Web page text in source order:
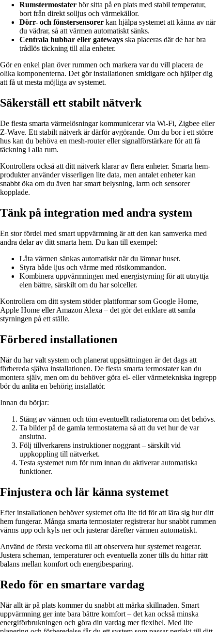
Rumstermostater bör sitta på en plats med stabil temperatur,
bort från direkt solljus och värmekällor.
Dörr- och fönstersensorer kan hjälpa systemet att känna av när
du vädrar, så att värmen automatiskt sänks.
Centrala hubbar eller gateways ska placeras där de har bra
trådlös täckning till alla enheter.
Gör en enkel plan över rummen och markera var du vill placera de
olika komponenterna. Det gör installationen smidigare och hjälper dig
att få ut mesta möjliga av systemet.
Säkerställ ett stabilt nätverk
De flesta smarta värmelösningar kommunicerar via Wi-Fi, Zigbee eller
Z-Wave. Ett stabilt nätverk är därför avgörande. Om du bor i ett större
hus kan du behöva en mesh-router eller signalförstärkare för att få
täckning i alla rum.
Kontrollera också att ditt nätverk klarar av flera enheter. Smarta hem-
produkter använder visserligen lite data, men antalet enheter kan
snabbt öka om du även har smart belysning, larm och sensorer
kopplade.
Tänk på integration med andra system
En stor fördel med smart uppvärmning är att den kan samverka med
andra delar av ditt smarta hem. Du kan till exempel:
Låta värmen sänkas automatiskt när du lämnar huset.
Styra både ljus och värme med röstkommandon.
Kombinera uppvärmningen med energistyrning för att utnyttja
elen bättre, särskilt om du har solceller.
Kontrollera om ditt system stöder plattformar som Google Home,
Apple Home eller Amazon Alexa – det gör det enklare att samla
styrningen på ett ställe.
Förbered installationen
När du har valt system och planerat uppsättningen är det dags att
förbereda själva installationen. De flesta smarta termostater kan du
montera själv, men om du behöver göra el- eller värmetekniska ingrepp
bör du anlita en behörig installatör.
Innan du börjar:
Stäng av värmen och töm eventuellt radiatorerna om det behövs.
Ta bilder på de gamla termostaterna så att du vet hur de var
anslutna.
Följ tillverkarens instruktioner noggrant – särskilt vid
uppkoppling till nätverket.
Testa systemet rum för rum innan du aktiverar automatiska
funktioner.
Finjustera och lär känna systemet
Efter installationen behöver systemet ofta lite tid för att lära sig hur ditt
hem fungerar. Många smarta termostater registrerar hur snabbt rummen
värms upp och kyls ner och justerar därefter värmen automatiskt.
Använd de första veckorna till att observera hur systemet reagerar.
Justera scheman, temperaturer och eventuella zoner tills du hittar rätt
balans mellan komfort och energibesparing.
Redo för en smartare vardag
När allt är på plats kommer du snabbt att märka skillnaden. Smart
uppvärmning ger inte bara bättre komfort – det kan också minska
energiförbrukningen och göra din vardag mer flexibel. Med lite